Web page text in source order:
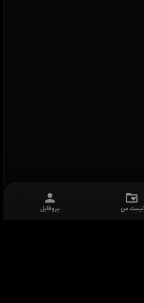
لیست من پروفایل